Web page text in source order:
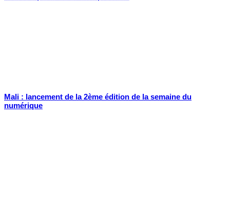
Mali : lancement de la 2ème édition de la semaine du
numérique